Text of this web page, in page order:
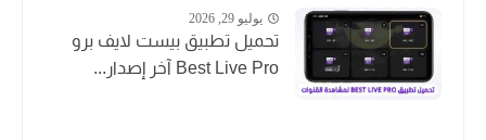
يوليو 29, 2026
تحميل تطبيق بيست لايف برو
Best Live Pro آخر إصدار...